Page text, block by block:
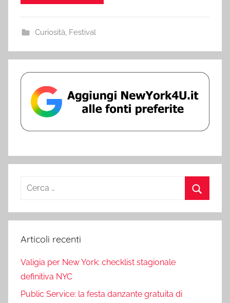
Curiosità, Festival
Ricerca
Articoli recenti
Valigia per New York: checklist stagionale
definitiva NYC
Public Service: la festa danzante gratuita di